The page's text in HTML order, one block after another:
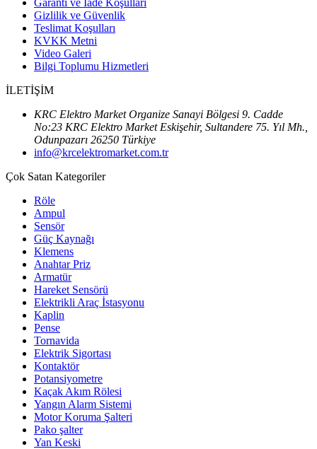
Gizlilik ve Güvenlik
Teslimat Koşulları
KVKK Metni
Video Galeri
Bilgi Toplumu Hizmetleri
İLETİŞİM
KRC Elektro Market Organize Sanayi Bölgesi 9. Cadde
No:23 KRC Elektro Market Eskişehir, Sultandere 75. Yıl Mh.,
Odunpazarı 26250 Türkiye
info@krcelektromarket.com.tr
Çok Satan Kategoriler
Röle
Ampul
Sensör
Güç Kaynağı
Klemens
Anahtar Priz
Armatür
Hareket Sensörü
Elektrikli Araç İstasyonu
Kaplin
Pense
Tornavida
Elektrik Sigortası
Kontaktör
Potansiyometre
Kaçak Akım Rölesi
Yangın Alarm Sistemi
Motor Koruma Şalteri
Pako şalter
Yan Keski